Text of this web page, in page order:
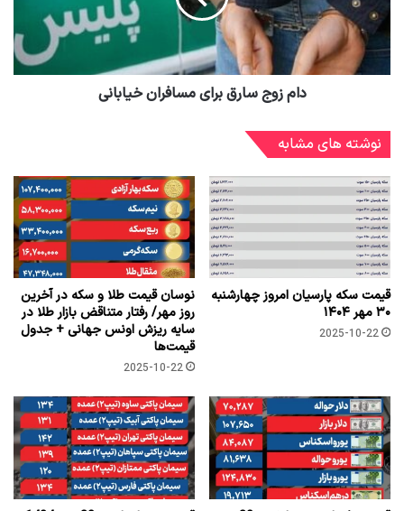
دام زوج سارق برای مسافران خیابانی
نوشته های مشابه
قیمت سکه پارسیان امروز چهارشنبه
۳۰ مهر ۱۴۰۴
2025-10-22
نوسان قیمت طلا و سکه در آخرین
روز مهر/ رفتار متناقض بازار طلا در
سایه ریزش اونس جهانی + جدول
قیمت‌ها
2025-10-22